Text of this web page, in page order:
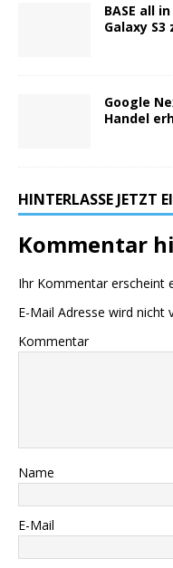
BASE all
Galaxy
Google
Handel
HINTERLASSE JETZT
Kommentar
Ihr Kommentar erscheint
E-Mail Adresse wird nicht
Kommentar
Name
E-Mail